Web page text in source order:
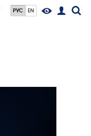
РУС EN